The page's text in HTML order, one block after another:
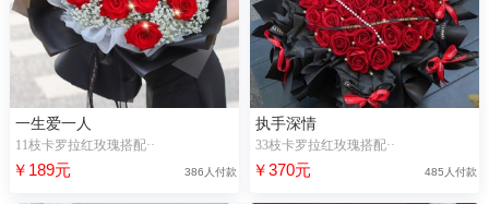
一生爱一人
11枝卡罗拉红玫瑰搭配··
￥189元 386人付款
执手深情
33枝卡罗拉红玫瑰搭配··
￥370元 485人付款